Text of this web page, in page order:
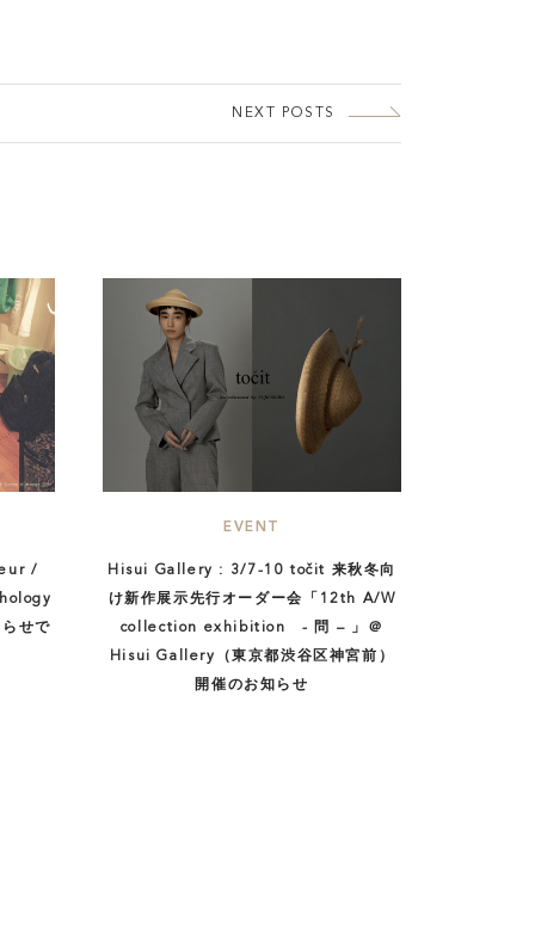
NEXT POSTS
/
せで
EVENT
Hisui Gallery : 3/7-10 točit 来秋冬向
け新作展示先行オーダー会「12th A/W
collection exhibition - 問 – 」＠
Hisui Gallery（東京都渋谷区神宮前）
開催のお知らせ